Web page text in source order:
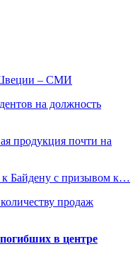
Швеции – СМИ
на должность
продукция почти на
к Байдену с призывом к…
продаж
в центре